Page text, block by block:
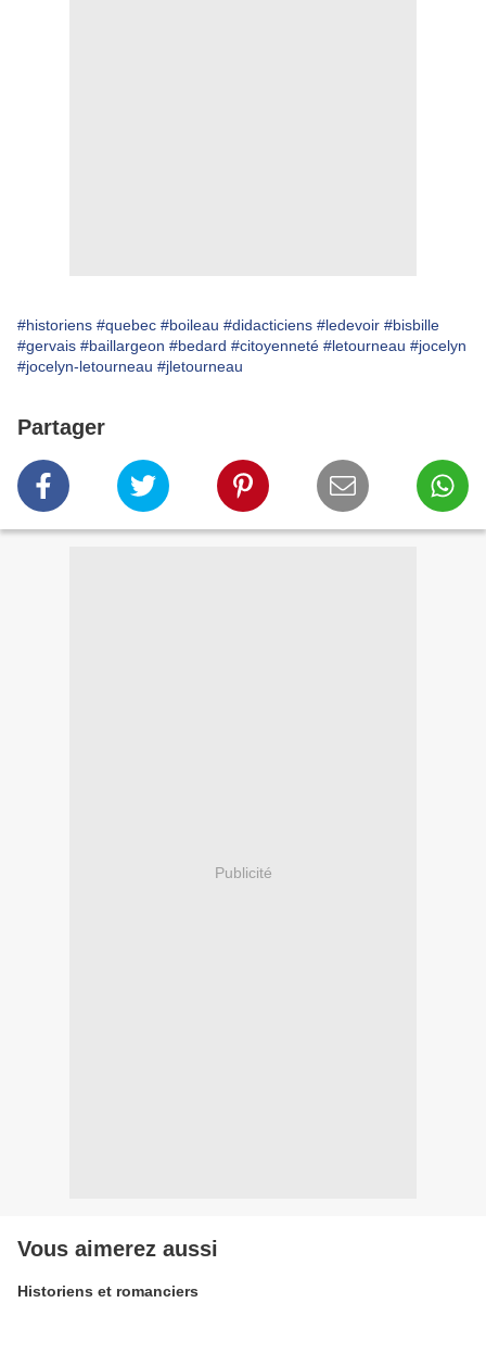
#historiens #quebec #boileau #didacticiens #ledevoir #bisbille
#gervais #baillargeon #bedard #citoyenneté #letourneau #jocelyn
#jocelyn-letourneau #jletourneau
Partager
Publicité
Vous aimerez aussi
Historiens et romanciers